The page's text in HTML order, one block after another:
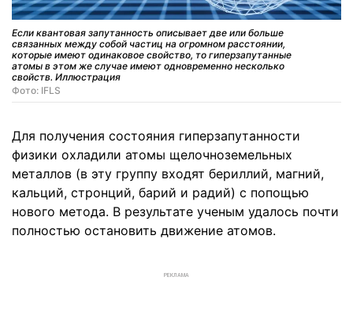
Если квантовая запутанность описывает две или больше
связанных между собой частиц на огромном расстоянии,
которые имеют одинаковое свойство, то гиперзапутанные
атомы в этом же случае имеют одновременно несколько
свойств. Иллюстрация
Фото: IFLS
Для получения состояния гиперзапутанности
физики охладили атомы щелочноземельных
металлов (в эту группу входят бериллий, магний,
кальций, стронций, барий и радий) с попощью
нового метода. В результате ученым удалось почти
полностью остановить движение атомов.
РЕКЛАМА